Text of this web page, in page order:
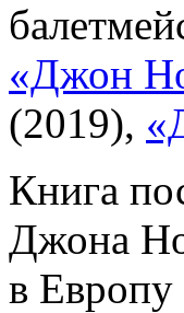
«Джон
(2019),
Книга
Джона
в Европу